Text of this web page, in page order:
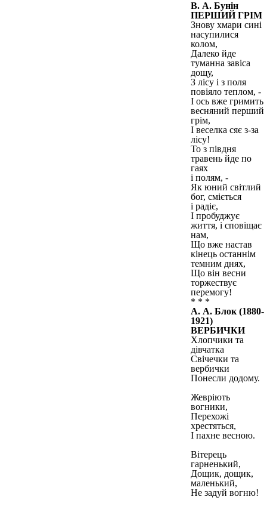
В. А. Бунін
ПЕРШИЙ ГРІМ
Знову хмари сині
насупилися
колом,
Далеко йде
туманна завіса
дощу,
З лісу і з поля
повіяло теплом, -
І ось вже гримить
весняний перший
грім,
І веселка сяє з-за
лісу!
То з півдня
травень йде по
гаях
і полям, -
Як юний світлий
бог, сміється
і радіє,
І пробуджує
життя, і сповіщає
нам,
Що вже настав
кінець останнім
темним днях,
Що він весни
торжествує
перемогу!
* * *
А. А. Блок (1880-
1921)
ВЕРБИЧКИ
Хлопчики та
дівчатка
Свічечки та
вербички
Понесли додому.
Жевріють
вогники,
Перехожі
хрестяться,
І пахне весною.
Вітерець
гарненький,
Дощик, дощик,
маленький,
Не задуй вогню!